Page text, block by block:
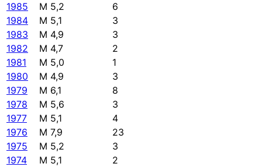
1985
M 5,2
6
1984
M 5,1
3
1983
M 4,9
3
1982
M 4,7
2
1981
M 5,0
1
1980
M 4,9
3
1979
M 6,1
8
1978
M 5,6
3
1977
M 5,1
4
1976
M 7,9
23
1975
M 5,2
3
1974
M 5,1
2